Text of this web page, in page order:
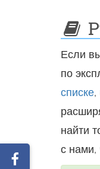
Если
по
списке,
найти
с нами,
Поделиться